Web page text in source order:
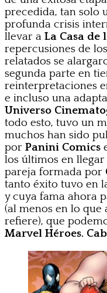
precedida, tan solo
profunda crisis
llevar a La Casa de
repercusiones de
relatados se
segunda parte en
reinterpretaciones
e incluso una
Universo
todo esto, tuvo un
muchos han sido
por Panini Comics
los últimos en
pareja formada por
tanto éxito tuvo en
y cuya fama ahora
(al menos en lo que
refiere), que
Marvel Héroes.